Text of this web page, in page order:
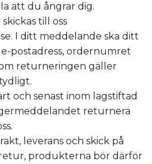
att du ångrar dig.
till oss
. I ditt meddelande ska ditt
e-postadress, ordernumret
returneringen gäller
och senast inom lagstiftad
returnera
leverans och skick på
produkterna bör därför